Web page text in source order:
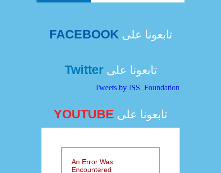
تابعونا على FACEBOOK
تابعونا علىTwitter
Tweets by ISS_Foundation
تابعونا على YOUTUBE